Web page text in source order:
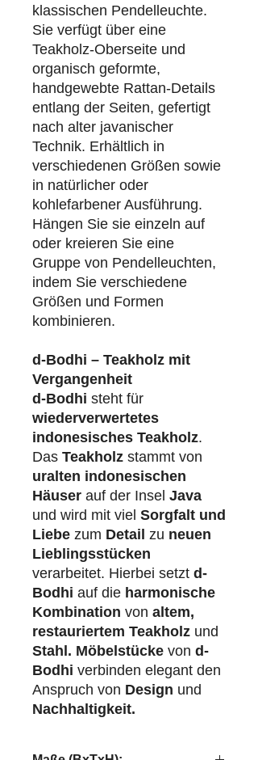
klassischen Pendelleuchte.
Sie verfügt über eine
Teakholz-Oberseite und
organisch geformte,
handgewebte Rattan-Details
entlang der Seiten, gefertigt
nach alter javanischer
Technik. Erhältlich in
verschiedenen Größen sowie
in natürlicher oder
kohlefarbener Ausführung.
Hängen Sie sie einzeln auf
oder kreieren Sie eine
Gruppe von Pendelleuchten,
indem Sie verschiedene
Größen und Formen
kombinieren.
d-Bodhi – Teakholz mit
Vergangenheit
d-Bodhi steht für
wiederverwertetes
indonesisches Teakholz.
Das Teakholz stammt von
uralten indonesischen
Häuser auf der Insel Java
und wird mit viel Sorgfalt und
Liebe zum Detail zu neuen
Lieblingsstücken
verarbeitet. Hierbei setzt d-
Bodhi auf die harmonische
Kombination von altem,
restauriertem Teakholz und
Stahl. Möbelstücke von d-
Bodhi verbinden elegant den
Anspruch von Design und
Nachhaltigkeit.